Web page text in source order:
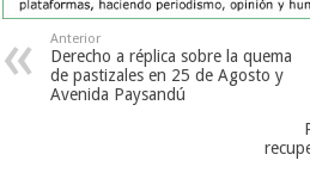
Anterior
Derecho a réplica sobre la quema
de pastizales en 25 de Agosto y
Avenida Paysandú